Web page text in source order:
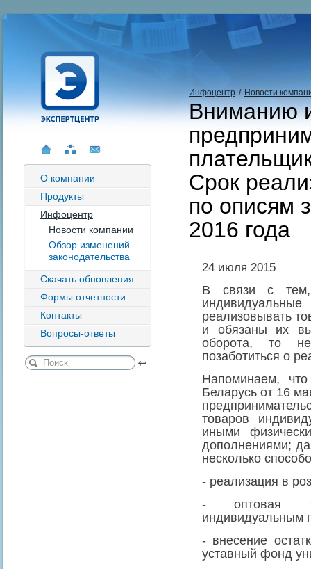
О компании
Продукты
Инфоцентр
Новости компании
Обзор изменений
законодательства
Скачать обновления
Формы отчетности
Контакты
Вопросы-ответы
Инфоцентр / Новости
Вниманию
Срок
по описям
2016 года
24 июля 2015
В связи с
реализовывать
и обязаны их
оборота, то
позаботиться о
Напоминаем,
Беларусь от 16
товаров
иными
дополнениями;
несколько
- реализация в
- оптовая
индивидуальным
- внесение
уставный фонд